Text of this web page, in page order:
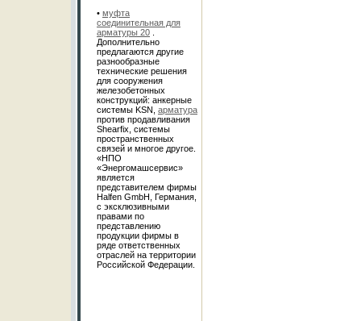
• муфта
соединительная для
арматуры 20
Дополнительно
предлагаются другие
разнообразные
технические решения
для сооружения
железобетонных
конструкций: анкерные
системы KSN, арматура
против продавливания
Shearfix, системы
пространственных
связей и многое другое.
«НПО
«Энергомашсервис»
является
представителем фирмы
Halfen GmbH, Германия,
c эксклюзивными
правами по
представлению
продукции фирмы в
ряде ответственных
отраслей на территории
Российской Федерации.